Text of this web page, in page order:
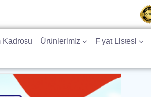
Kadrosu Ürünlerimiz Fiyat Listesi